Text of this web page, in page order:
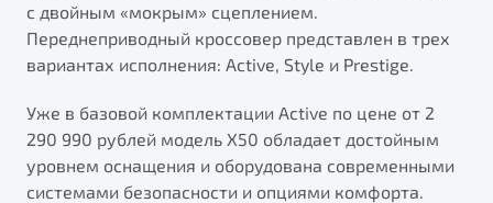
с двойным «мокрым» сцеплением.
Переднеприводный кроссовер представлен в трех
вариантах исполнения: Active, Style и Prestige.
Уже в базовой комплектации Active по цене от 2
290 990 рублей модель Х50 обладает достойным
уровнем оснащения и оборудована современными
системами безопасности и опциями комфорта.